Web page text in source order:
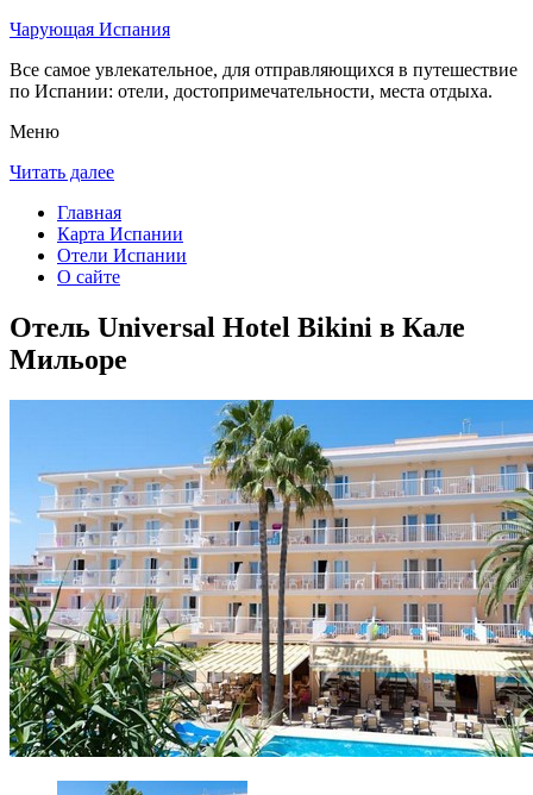
Чарующая Испания
Все самое увлекательное, для отправляющихся в путешествие
по Испании: отели, достопримечательности, места отдыха.
Меню
Читать далее
Главная
Карта Испании
Отели Испании
О сайте
Отель Universal Hotel Bikini в Кале
Мильоре